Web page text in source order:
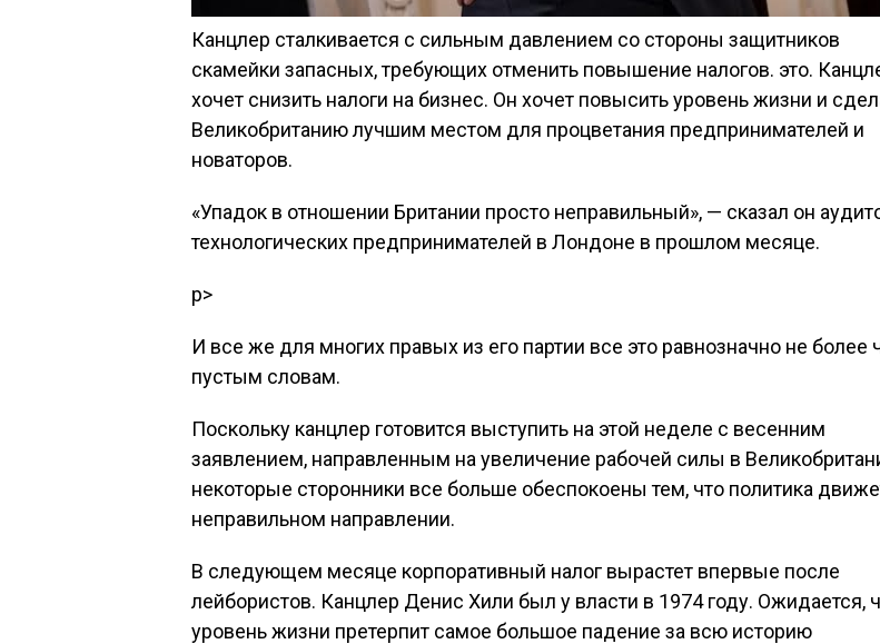
Канцлер сталкивается с сильным давлением со стороны защитников
скамейки запасных, требующих отменить повышение налогов. это.
хочет снизить налоги на бизнес. Он хочет повысить уровень жизни и
Великобританию лучшим местом для процветания предпринимателей и
новаторов.
«Упадок в отношении Британии просто неправильный», — сказал он
технологических предпринимателей в Лондоне в прошлом месяце.
p>
И все же для многих правых из его партии все это равнозначно не более
пустым словам.
Поскольку канцлер готовится выступить на этой неделе с весенним
заявлением, направленным на увеличение рабочей силы в
некоторые сторонники все больше обеспокоены тем, что политика
неправильном направлении.
В следующем месяце корпоративный налог вырастет впервые после
лейбористов. Канцлер Денис Хили был у власти в 1974 году. Ожидается,
уровень жизни претерпит самое большое падение за всю историю